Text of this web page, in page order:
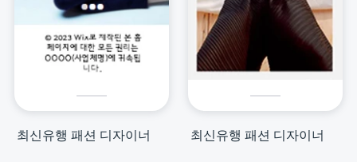
최신유행 패션 디자이너 최신유행 패션 디자이너